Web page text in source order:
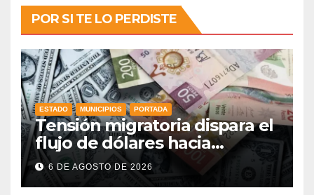
POR SI TE LO PERDISTE
ESTADO MUNICIPIOS PORTADA
Tensión migratoria dispara el
flujo de dólares hacia
municipios de Guanajuato
6 DE AGOSTO DE 2026